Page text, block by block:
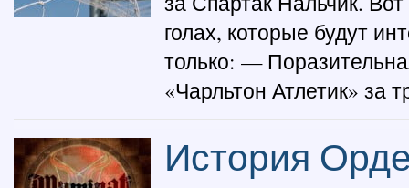
голах, которые будут
только: —
«Чарльтон Атлетик» за
История